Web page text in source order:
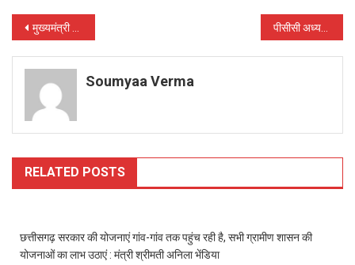
Post
navigation
मुख्यमंत्री भूपेश बघेल की सरकार विशेष पिछड़ी जनजाति समूह के शिक्षित युवाओं को सरकारी नौकरी दे रही : कांग्रेस पीसीसी अध्यक्ष मोहन मरकाम के तीन वर्ष पूरे होने पर कांग्रेसजनों ने प्रदेश भर में किया अनेक आयोजन
Soumyaa Verma
RELATED POSTS
छत्तीसगढ़ सरकार की योजनाएं गांव-गांव तक पहुंच रही है, सभी ग्रामीण शासन की
योजनाओं का लाभ उठाएं : मंत्री श्रीमती अनिला भेंडिया